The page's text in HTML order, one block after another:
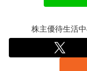
株主優待生活